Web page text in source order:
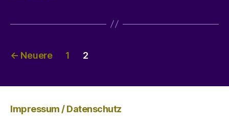
Beitragsnavigation
← Neuere 1 2
Impressum / Datenschutz